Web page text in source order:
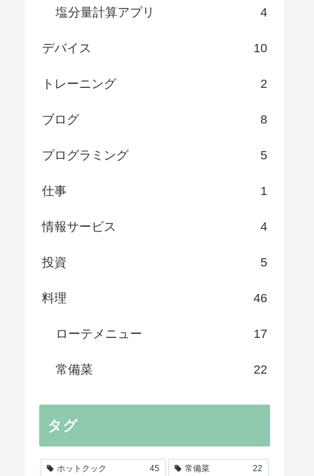
塩分量計算アプリ 4
デバイス 10
トレーニング 2
ブログ 8
プログラミング 5
仕事 1
情報サービス 4
投資 5
料理 46
ローテメニュー 17
常備菜 22
タグ
ホットクック 45 常備菜 22